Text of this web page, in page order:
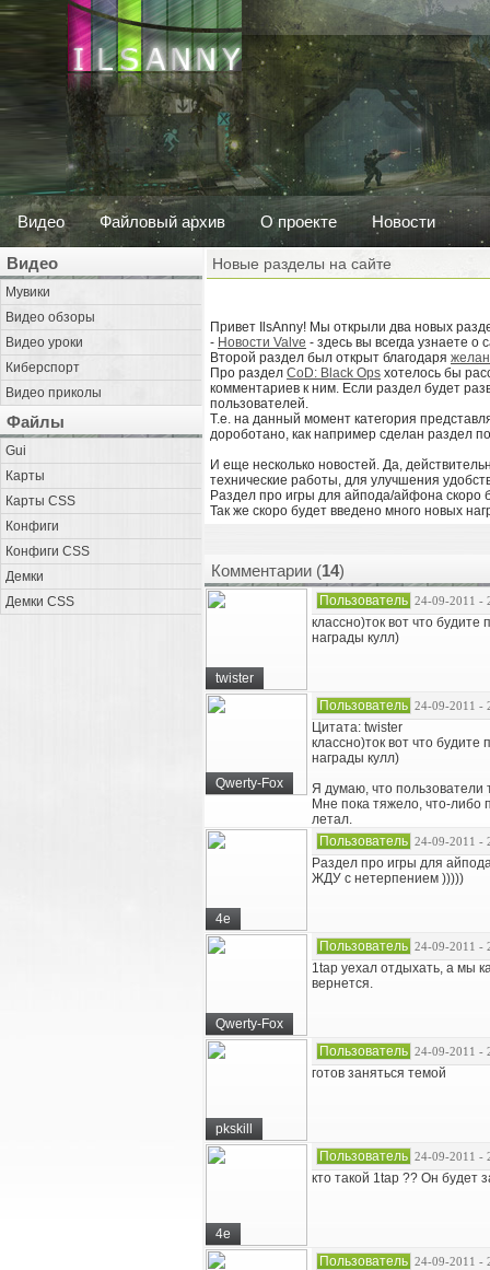
Видео Файловый архив О проекте Новости
Видео
Мувики
Видео обзоры
Видео уроки
Киберспорт
Видео приколы
Файлы
Gui
Карты
Карты CSS
Конфиги
Конфиги CSS
Демки
Демки CSS
Новые разделы на сайте
Привет IlsAnny! Мы открыли два новых
- Новости Valve - здесь вы всегда узнаете о
Второй раздел был открыт благодаря
Про раздел CoD: Black Ops хотелось бы
комментариев к ним. Если раздел будет
пользователей.
Т.е. на данный момент категория
дороботано, как например сделан раздел
И еще несколько новостей. Да,
технические работы, для улучшения
Раздел про игры для айпода/айфона скоро
Так же скоро будет введено много новых
Комментарии (14)
twister
Пользователь 24-09-2011 -
классно)ток вот что
награды кулл)
Qwerty-Fox
Пользователь 24-09-2011 -
Цитата: twister
классно)ток вот что
награды кулл)
Я думаю, что пользователи
Мне пока тяжело, что-либо
летал.
4e
Пользователь 24-09-2011 -
Раздел про игры для
ЖДУ с нетерпением )))))
Qwerty-Fox
Пользователь 24-09-2011 -
1tap уехал отдыхать, а мы
вернется.
pkskill
Пользователь 24-09-2011 -
готов заняться темой
4e
Пользователь 24-09-2011 -
кто такой 1tap ?? Он будет
Пользователь 24-09-2011 -